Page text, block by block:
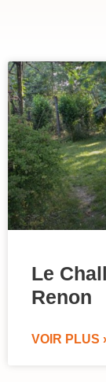
Le
Renon
VOIR PLUS